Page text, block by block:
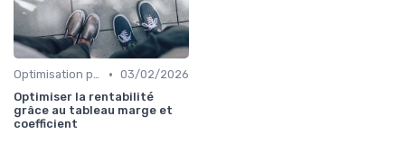
Optimisation processus • 03/02/2026
Optimiser la rentabilité
grâce au tableau marge et
coefficient